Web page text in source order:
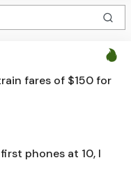
fares of $150 for
phones at 10, I